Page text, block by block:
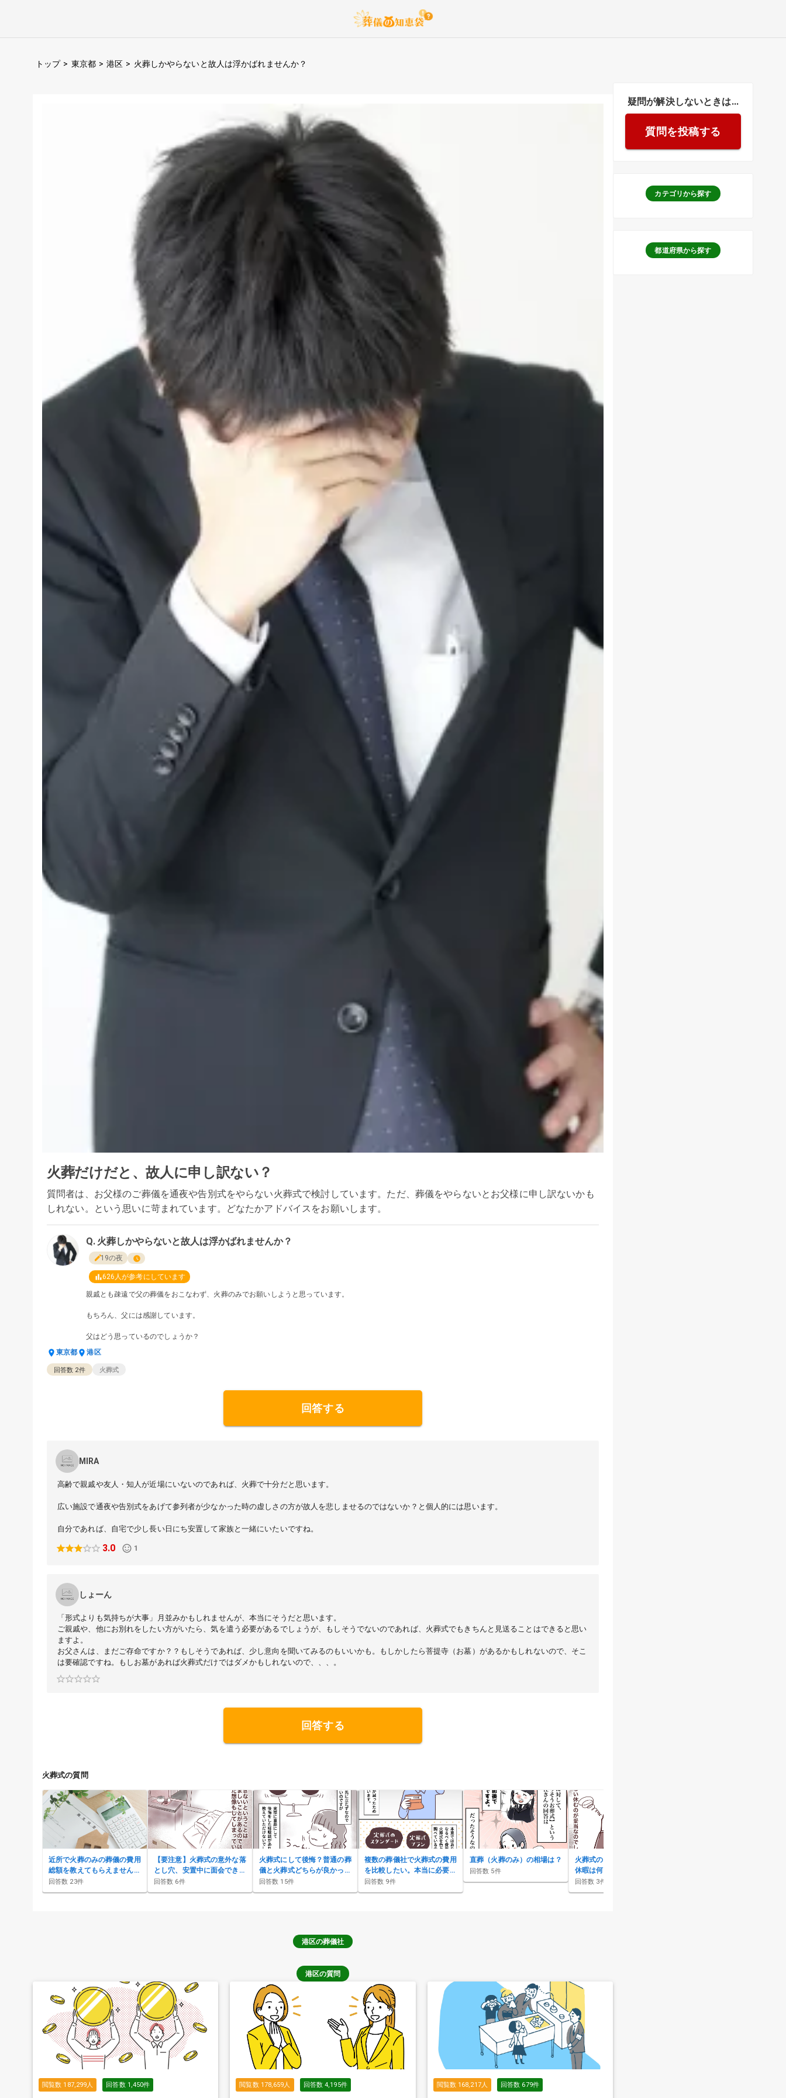
トップ > 東京都 > 港区 > 火葬しかやらないと故人は浮かばれませんか？
火葬だけだと、故人に申し訳ない？
質問者は、お父様のご葬儀を通夜や告別式をやらない火葬式で検討しています。ただ、葬儀をやらないとお父様に申し訳ないかも
しれない。という思いに苛まれています。どなたかアドバイスをお願いします。
火葬しかやらないと故人は浮かばれませんか？
19の夜
626 人が参考にしています
親戚とも疎遠で父の葬儀をおこなわず、火葬のみでお願いしようと思っています。
もちろん、父には感謝しています。
父はどう思っているのでしょうか？
東京都
港区
回答数 2件 火葬式
回答する
MIRA
高齢で親戚や友人・知人が近場にいないのであれば、火葬で十分だと思います。
広い施設で通夜や告別式をあげて参列者が少なかった時の虚しさの方が故人を悲しませるのではないか？と個人的には思います。
自分であれば、自宅で少し長い日にち安置して家族と一緒にいたいですね。
3.0 1
しょーん
「形式よりも気持ちが大事」月並みかもしれませんが、本当にそうだと思います。
ご親戚や、他にお別れをしたい方がいたら、気を遣う必要があるでしょうが、もしそうでないのであれば、火葬式でもきちんと見送ることはできると思い
ますよ。
お父さんは、まだご存命ですか？？もしそうであれば、少し意向を聞いてみるのもいいかも。もしかしたら菩提寺（お墓）があるかもしれないので、そこ
は要確認ですね。もしお墓があれば火葬式だけではダメかもしれないので、、、。
回答する
火葬式の質問
近所で火葬のみの葬儀の費用
総額を教えてもらえません
か？
回答数 23件
【要注意】火葬式の意外な落
とし穴、安置中に面会できな
い葬儀社
回答数 6件
火葬式にして後悔？普通の葬
儀と火葬式どちらが良かっ
た？
回答数 15件
複数の葬儀社で火葬式の費用
を比較したい。本当に必要な
項目は？
回答数 9件
直葬（火葬のみ）の相場は？
回答数 5件
火葬式の時に、会社の忌引き
休暇は何日もらえるのか？
回答数 3件
港区の葬儀社
港区の質問
閲覧数 187,299人 回答数 1,450件 閲覧数 178,659人 回答数4,195件 閲覧数 168,217人 回答数 679件
疑問が解決しないときは...
質問を投稿する
カテゴリから探す
都道府県から探す